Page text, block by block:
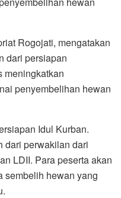
Rogojati, mengatakan
dari persiapan
meningkatkan
penyembelihan hewan
Idul Kurban.
dari perwakilan dari
LDII. Para peserta akan
sembelih hewan yang